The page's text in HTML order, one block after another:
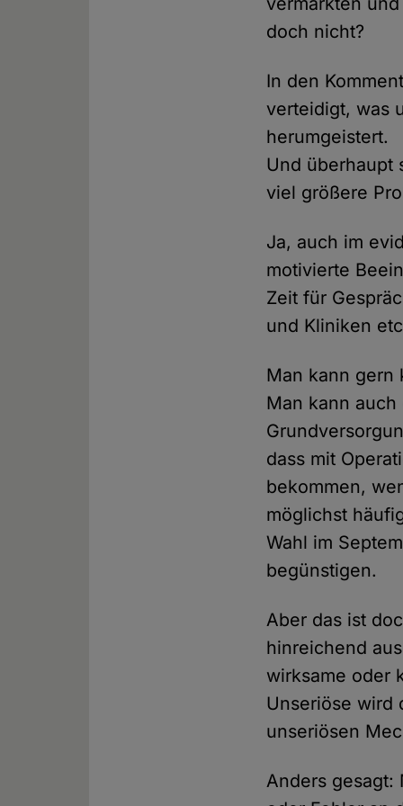
doch nicht?
In den
verteidigt, was
herumgeistert.
Und überhaupt
viel größere
Ja, auch im
motivierte
Zeit für
und Kliniken
Man kann gern
Man kann
dass mit
bekommen,
möglichst
Wahl im
begünstigen.
Aber das ist
hinreichend
wirksame oder
Unseriöse wird
unseriösen
Anders gesagt: